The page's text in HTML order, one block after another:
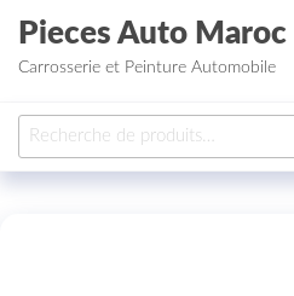
Aller au contenu
Pieces Auto Maroc
Carrosserie et Peinture Automobile
Recherche pour :